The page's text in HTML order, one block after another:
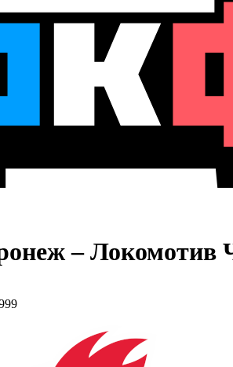
– Локомотив